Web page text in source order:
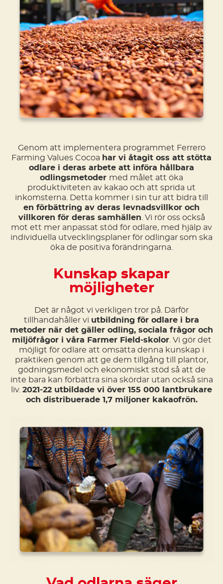
Genom att implementera programmet Ferrero
Farming Values Cocoa har vi åtagit oss att stötta
odlare i deras arbete att införa hållbara
odlingsmetoder med målet att öka
produktiviteten av kakao och att sprida ut
inkomsterna. Detta kommer i sin tur att bidra till
en förbättring av deras levnadsvillkor och
villkoren för deras samhällen. Vi rör oss också
mot ett mer anpassat stöd för odlare, med hjälp av
individuella utvecklingsplaner för odlingar som ska
öka de positiva förändringarna.
Kunskap skapar
möjligheter
Det är något vi verkligen tror på. Därför
tillhandahåller vi utbildning för odlare i bra
metoder när det gäller odling, sociala frågor och
miljöfrågor i våra Farmer Field-skolor. Vi gör det
möjligt för odlare att omsätta denna kunskap i
praktiken genom att ge dem tillgång till plantor,
gödningsmedel och ekonomiskt stöd så att de
inte bara kan förbättra sina skördar utan också sina
liv. 2021-22 utbildade vi över 155 000 lantbrukare
och distribuerade 1,7 miljoner kakaofrön.